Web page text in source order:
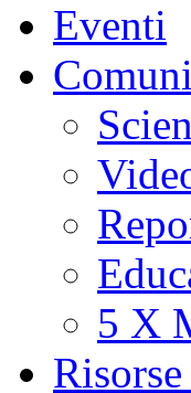
Eventi
5 X